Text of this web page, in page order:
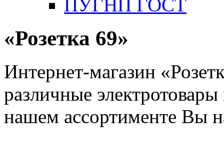
ПУГНП ГОСТ
«Розетка 69»
Интернет-магазин
различные
нашем ассортименте Вы